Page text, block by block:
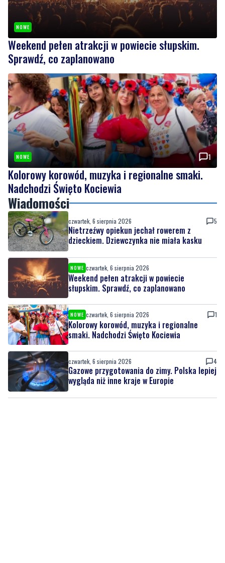
NOWE
Weekend pełen atrakcji w powiecie słupskim.
Sprawdź, co zaplanowano
NOWE 1
Kolorowy korowód, muzyka i regionalne smaki.
Nadchodzi Święto Kociewia
Wiadomości
czwartek, 6 sierpnia 2026 5
Nietrzeźwy opiekun jechał rowerem z
dzieckiem. Dziewczynka nie miała kasku
NOWE czwartek, 6 sierpnia 2026
Weekend pełen atrakcji w powiecie
słupskim. Sprawdź, co zaplanowano
NOWE czwartek, 6 sierpnia 2026 1
Kolorowy korowód, muzyka i regionalne
smaki. Nadchodzi Święto Kociewia
czwartek, 6 sierpnia 2026 4
Gazowe przygotowania do zimy. Polska lepiej
wygląda niż inne kraje w Europie